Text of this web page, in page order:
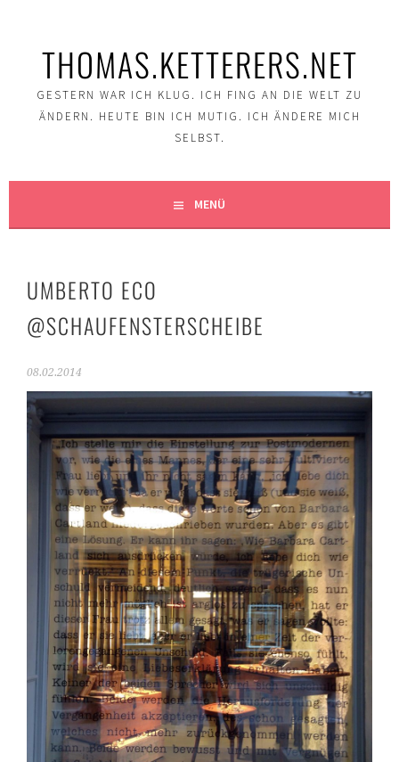
THOMAS.KETTERERS.NET
GESTERN WAR ICH KLUG. ICH FING AN DIE WELT ZU
ÄNDERN. HEUTE BIN ICH MUTIG. ICH ÄNDERE MICH
SELBST.
MENÜ
UMBERTO ECO
@SCHAUFENSTERSCHEIBE
08.02.2014